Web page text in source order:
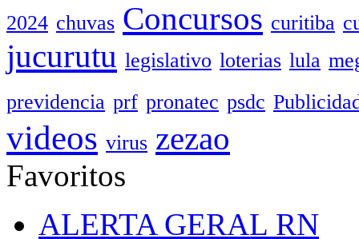
2024 chuvas Concursos curitiba
jucurutu legislativo loterias lula
previdencia prf pronatec psdc
videos virus zezao
Favoritos
ALERTA GERAL RN